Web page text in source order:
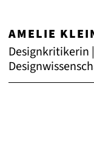
AMELIE
Designkritikerin